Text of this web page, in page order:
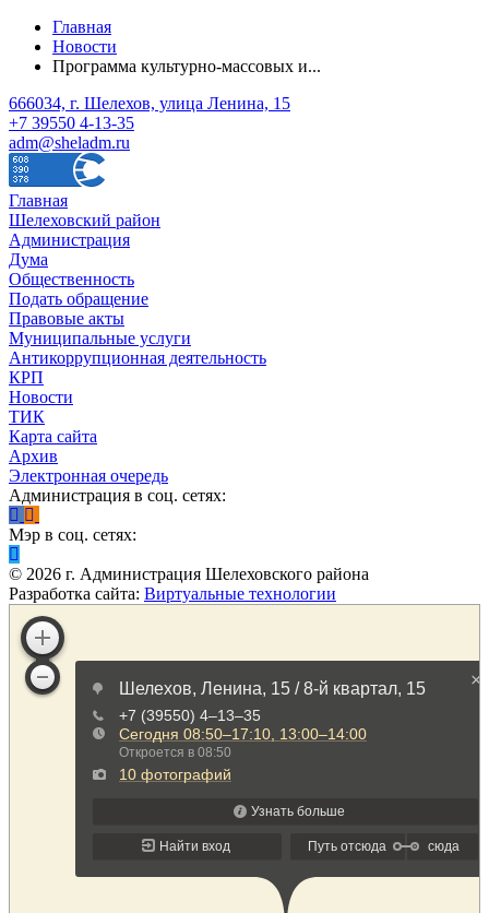
Главная
Новости
Программа культурно-массовых и...
666034, г. Шелехов, улица Ленина, 15
+7 39550 4-13-35
adm@sheladm.ru
Главная
Шелеховский район
Администрация
Дума
Общественность
Подать обращение
Правовые акты
Муниципальные услуги
Антикоррупционная деятельность
КРП
Новости
ТИК
Карта сайта
Архив
Электронная очередь
Администрация в соц. сетях:
Мэр в соц. сетях:
© 2026 г. Администрация Шелеховского района
Разработка сайта: Виртуальные технологии